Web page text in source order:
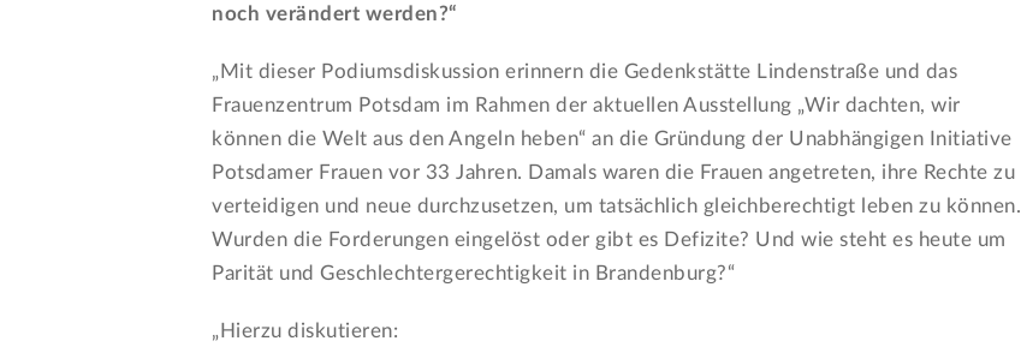
noch verändert werden?“
„Mit dieser Podiumsdiskussion erinnern die Gedenkstätte Lindenstraße und das
Frauenzentrum Potsdam im Rahmen der aktuellen Ausstellung „Wir dachten, wir
können die Welt aus den Angeln heben“ an die Gründung der Unabhängigen Initiative
Potsdamer Frauen vor 33 Jahren. Damals waren die Frauen angetreten, ihre Rechte zu
verteidigen und neue durchzusetzen, um tatsächlich gleichberechtigt leben zu können.
Wurden die Forderungen eingelöst oder gibt es Defizite? Und wie steht es heute um
Parität und Geschlechtergerechtigkeit in Brandenburg?“
„Hierzu diskutieren: